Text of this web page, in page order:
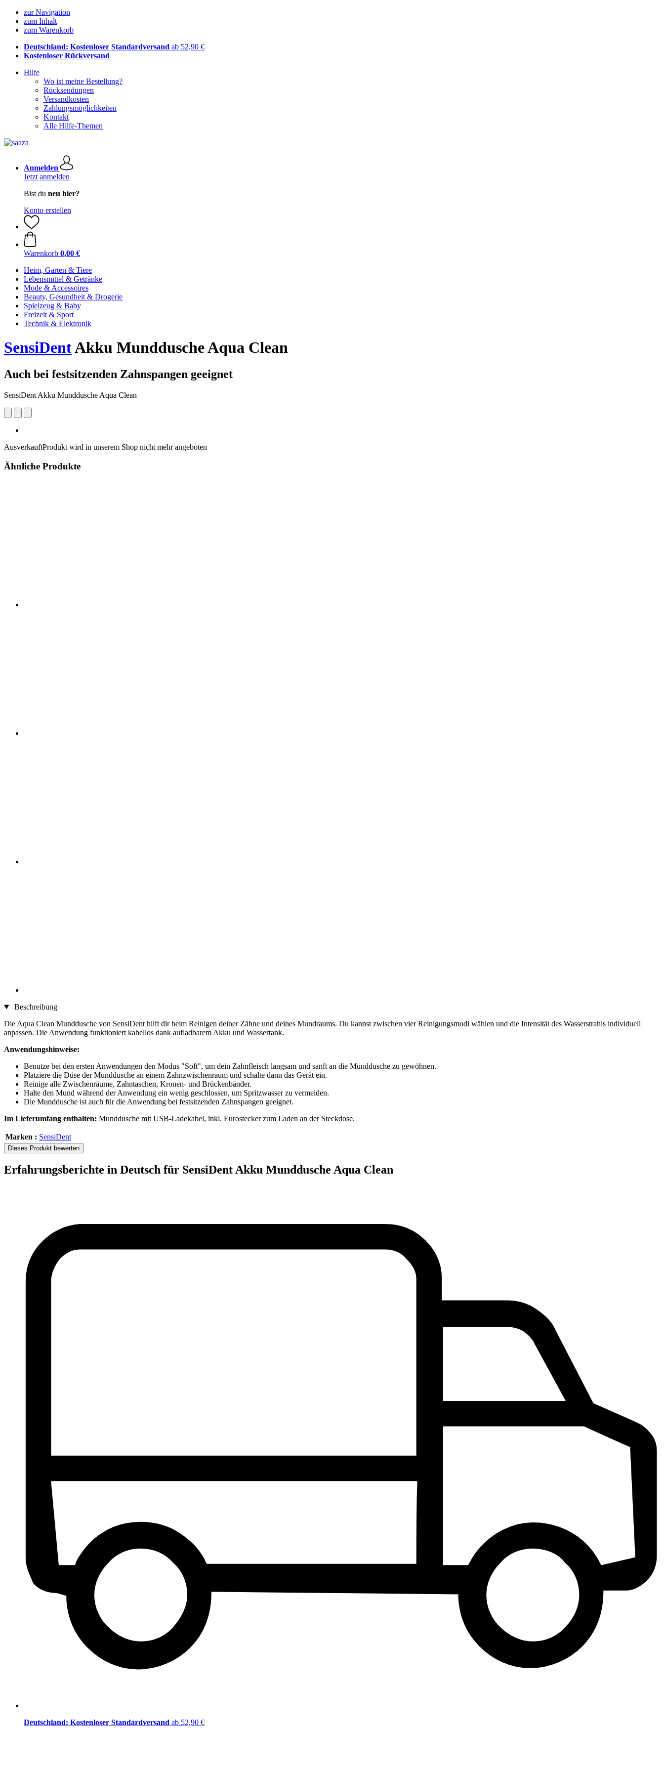
zur Navigation
zum Inhalt
zum Warenkorb
Deutschland: Kostenloser Standardversand ab 52,90 €
Kostenloser Rückversand
Hilfe
Wo ist meine Bestellung?
Rücksendungen
Versandkosten
Zahlungsmöglichkeiten
Kontakt
Alle Hilfe-Themen
Anmelden
Jetzt anmelden
Bist du neu hier?
Konto erstellen
Warenkorb 0,00 €
Heim, Garten & Tiere
Lebensmittel & Getränke
Mode & Accessoires
Beauty, Gesundheit & Drogerie
Spielzeug & Baby
Freizeit & Sport
Technik & Elektronik
SensiDentAkku Munddusche Aqua Clean
Auch bei festsitzenden Zahnspangen geeignet
SensiDent Akku Munddusche Aqua Clean
AusverkauftProdukt wird in unserem Shop nicht mehr angeboten
Ähnliche Produkte
Beschreibung
Die Aqua Clean Munddusche von SensiDent hilft dir beim Reinigen deiner Zähne und deines Mundraums. Du kannst zwischen vier Reinigungsmodi wählen und die Intensität des Wasserstrahls individuell
anpassen. Die Anwendung funktioniert kabellos dank aufladbarem Akku und Wassertank.
Anwendungshinweise:
Benutze bei den ersten Anwendungen den Modus "Soft", um dein Zahnfleisch langsam und sanft an die Munddusche zu gewöhnen.
Platziere die Düse der Munddusche an einem Zahnzwischenraum und schalte dann das Gerät ein.
Reinige alle Zwischenräume, Zahntaschen, Kronen- und Brückenbänder.
Halte den Mund während der Anwendung ein wenig geschlossen, um Spritzwasser zu vermeiden.
Die Munddusche ist auch für die Anwendung bei festsitzenden Zahnspangen geeignet.
Im Lieferumfang enthalten: Munddusche mit USB-Ladekabel, inkl. Eurostecker zum Laden an der Steckdose.
Marken : SensiDent
Dieses Produkt bewerten
Erfahrungsberichte in Deutsch für SensiDent Akku Munddusche Aqua Clean
Deutschland: Kostenloser Standardversand ab 52,90 €